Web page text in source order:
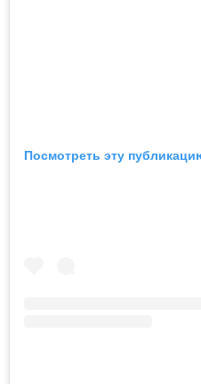
Посмотреть эту